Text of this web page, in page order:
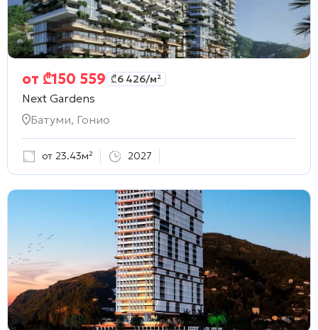
от ₾150 559 ₾6 426/м²
Next Gardens
Батуми, Гонио
от 23.43м² 2027